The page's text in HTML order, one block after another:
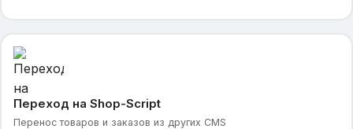
Переход на Shop-Script
Перенос товаров и заказов из других CMS